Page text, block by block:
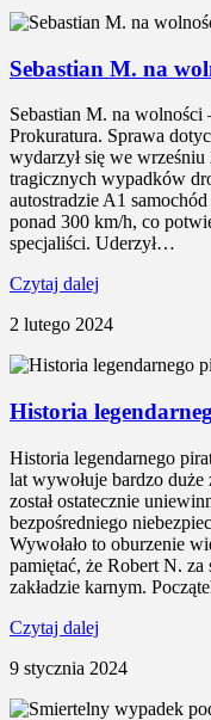
Sebastian M. na
Sebastian M. na wolności
Prokuratura. Sprawa
wydarzył się we
tragicznych wypadków
autostradzie A1
ponad 300 km/h, co
specjaliści. Uderzył…
Czytaj dalej
2 lutego 2024
Historia
Historia legendarnego
lat wywołuje bardzo
został ostatecznie
bezpośredniego
Wywołało to oburzenie
pamiętać, że Robert N.
zakładzie karnym.
Czytaj dalej
9 stycznia 2024